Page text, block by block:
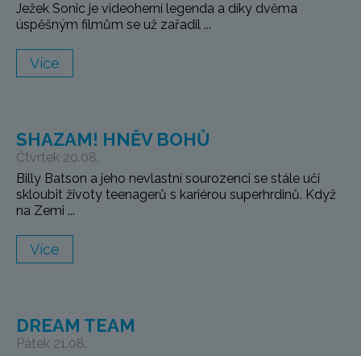
Ježek Sonic je videoherní legenda a díky dvěma
úspěšným filmům se už zařadil ...
Více
SHAZAM! HNĚV BOHŮ
Čtvrtek 20.08.
Billy Batson a jeho nevlastní sourozenci se stále učí
skloubit životy teenagerů s kariérou superhrdinů. Když
na Zemi ...
Více
DREAM TEAM
Pátek 21.08.